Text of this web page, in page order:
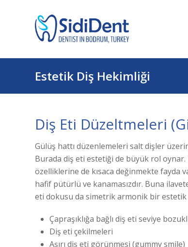
Estetik Diş Hekimliği
Diş Eti Düzeltmeleri
Gülüş hattı düzenlemeleri salt dişler
Burada diş eti estetiği de büyük rol
özelliklerine de kısaca değinmekte fayda
hafif pütürlü ve kanamasızdır. Buna
eti dokusu da simetrik armonik bir
Çapraşıklığa bağlı diş eti seviye
Diş eti çekilmeleri
Aşırı diş eti görünmesi (gummy smile)